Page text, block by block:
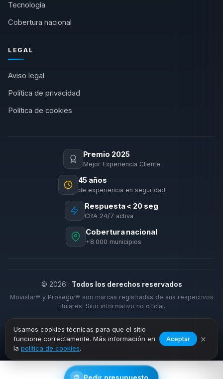
Usamos cookies técnicas para que el sitio
funcione correctamente. Más información en
la política de cookies.
Aceptar ×
Tecnología
Cobertura nacional
LEGAL
Aviso legal
Política de privacidad
Política de cookies
Premio 2025
Mejor Experiencia Cliente
45 años
de experiencia en seguridad
Respuesta < 20 seg
CRA 24/7 activa
Cobertura nacional
+8.000 municipios
© 2026 · Todos los derechos reservados
Movistar® y Prosegur® son marcas registradas de sus respectivos
titulares. Sitio informativo no oficial.
Inicio › Alarmas Hogar › Nueva Carteya